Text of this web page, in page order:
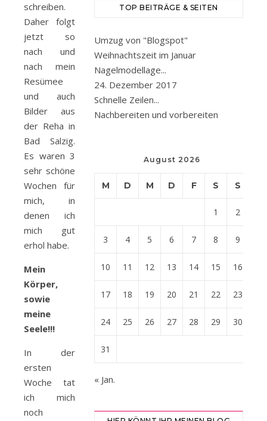
schreiben.
Daher folgt
jetzt so
nach und
nach mein
Resümee
und auch
Bilder aus
der Reha in
Bad Salzig.
Es waren 3
sehr schöne
Wochen für
mich, in
denen ich
mich gut
erhol habe.
Mein
Körper,
sowie
meine
Seele!!!
In der
ersten
Woche tat
ich mich
noch
TOP BEITRÄGE & SEITEN
Umzug von "Blogspot"
Weihnachtszeit im Januar
Nagelmodellage...
24. Dezember 2017
Schnelle Zeilen...
Nachbereiten und vorbereiten
August 2026
M D M D F S S
1 2
3 4 5 6 7 8 9
10 11 12 13 14 15 16
17 18 19 20 21 22 23
24 25 26 27 28 29 30
31
« Jan.